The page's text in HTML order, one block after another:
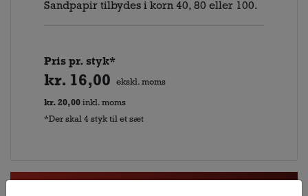
Sandpapir tilbydes i korn 40, 80 eller 100.
Pris pr. styk*
kr. 16,00 ekskl. moms
kr. 20,00 inkl. moms
*Der skal 4 styk til et sæt